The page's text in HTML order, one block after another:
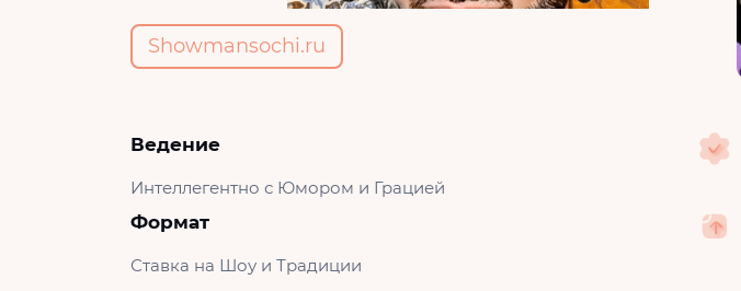
Showmansochi.ru
Ведение
Интеллегентно с Юмором и Грацией
Формат
Ставка на Шоу и Традиции